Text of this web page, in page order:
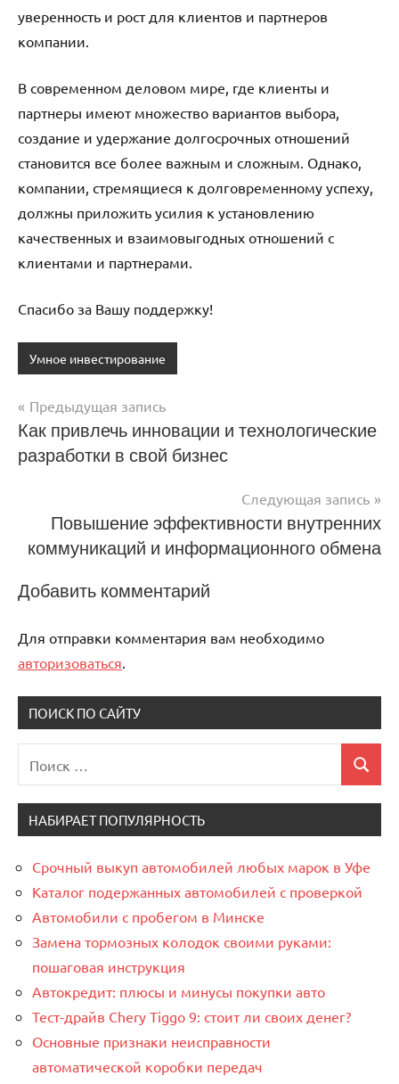
уверенность и рост для клиентов и партнеров
компании.
В современном деловом мире, где клиенты и
партнеры имеют множество вариантов выбора,
создание и удержание долгосрочных отношений
становится все более важным и сложным. Однако,
компании, стремящиеся к долговременному успеху,
должны приложить усилия к установлению
качественных и взаимовыгодных отношений с
клиентами и партнерами.
Спасибо за Вашу поддержку!
Умное инвестирование
Навигация
по
Предыдущая запись
Как привлечь инновации и технологические
разработки в свой бизнес
Следующая запись
Повышение эффективности внутренних
коммуникаций и информационного обмена
Добавить комментарий
Для отправки комментария вам необходимо
авторизоваться.
ПОИСК ПО САЙТУ
для:
Поиск
НАБИРАЕТ ПОПУЛЯРНОСТЬ
Срочный выкуп автомобилей любых марок в Уфе
Каталог подержанных автомобилей с проверкой
Автомобили с пробегом в Минске
Замена тормозных колодок своими руками:
пошаговая инструкция
Автокредит: плюсы и минусы покупки авто
Тест-драйв Chery Tiggo 9: стоит ли своих денег?
Основные признаки неисправности
автоматической коробки передач